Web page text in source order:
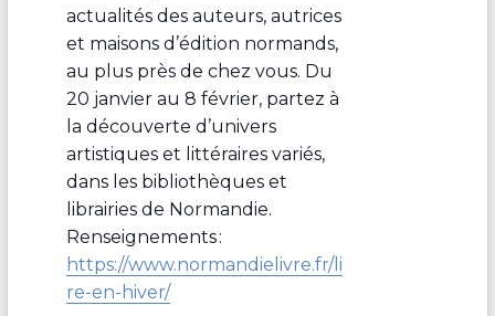
actualités des auteurs, autrices
et maisons d’édition normands,
au plus près de chez vous. Du
20 janvier au 8 février, partez à
la découverte d’univers
artistiques et littéraires variés,
dans les bibliothèques et
librairies de Normandie.
Renseignements :
https://www.normandielivre.fr/li
re-en-hiver/